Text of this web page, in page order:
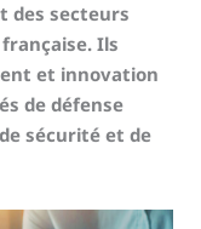
des secteurs
Ils
et innovation
de défense
sécurité et de